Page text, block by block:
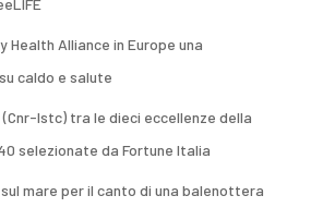
Health Alliance in Europe una
caldo e salute
(Cnr-Istc) tra le dieci eccellenze della
selezionate da Fortune Italia
sul mare per il canto di una balenottera